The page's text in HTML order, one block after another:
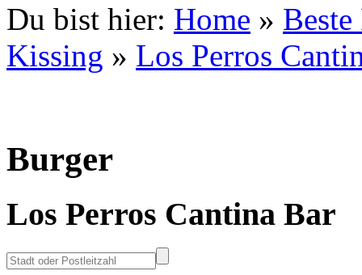
Du bist hier: Home »
Kissing » Los Perros
Burger
Los Perros Cantina Bar